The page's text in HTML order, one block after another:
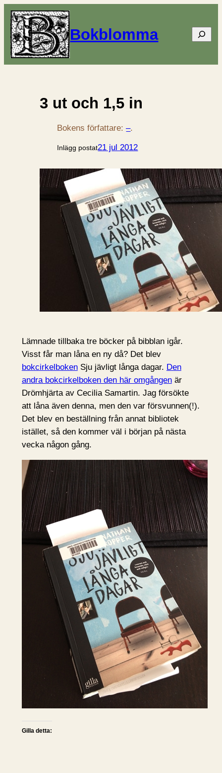
Bokblomma Sök
3 ut och 1,5 in
Bokens författare:–.
Inlägg postat21 jul 2012
Lämnade tillbaka tre böcker på bibblan igår.
Visst får man låna en ny då? Det blev
bokcirkelbokenSju jävligt långa dagar. Den
andra bokcirkelboken den här omgångenär
Drömhjärta av Cecilia Samartin. Jag försökte
att låna även denna, men den var försvunnen(!).
Det blev en beställning från annat bibliotek
istället, så den kommer väl i början på nästa
vecka någon gång.
Gilla detta: